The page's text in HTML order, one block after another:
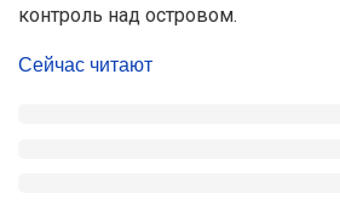
контроль над островом.
Сейчас читают